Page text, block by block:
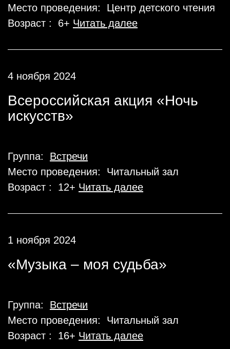
Место проведения: Центр детского чтения
Возраст : 6+ Читать далее
4 ноября 2024
Всероссийская акция «Ночь
искусств»
Группа: Встречи
Место проведения: Читальный зал
Возраст : 12+ Читать далее
1 ноября 2024
«Музыка – моя судьба»
Группа: Встречи
Место проведения: Читальный зал
Возраст : 16+ Читать далее